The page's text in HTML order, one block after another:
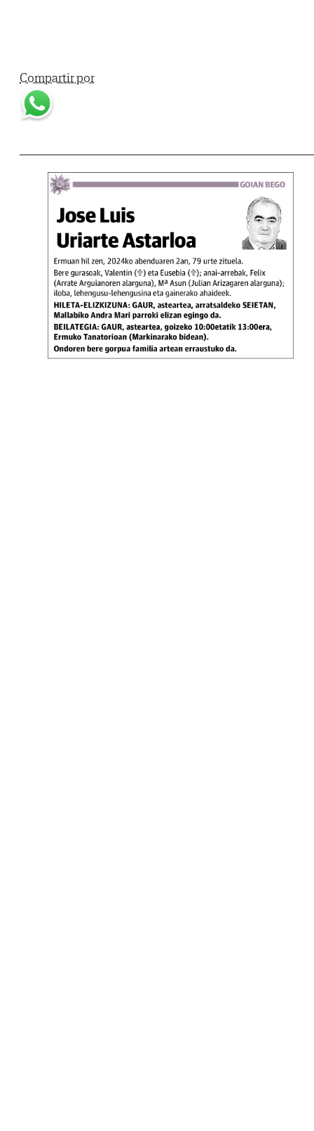
Compartir por